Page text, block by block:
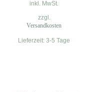
inkl. MwSt.
zzgl.
Versandkosten
Lieferzeit: 3-5 Tage